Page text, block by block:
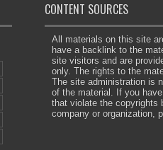
CONTENT SOURCES
All materials on this site
have a backlink to the
site visitors and are
only. The rights to the
The site administration is
of the material. If you
that violate the copyrights
company or organization,